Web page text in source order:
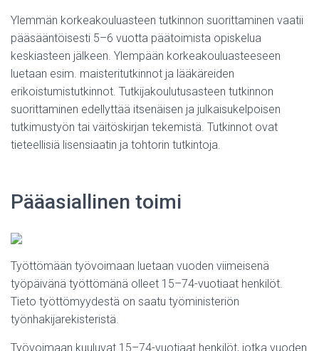
Ylemmän korkeakouluasteen tutkinnon suorittaminen vaatii
pääsääntöisesti 5–6 vuotta päätoimista opiskelua
keskiasteen jälkeen. Ylempään korkeakouluasteeseen
luetaan esim. maisteritutkinnot ja lääkäreiden
erikoistumistutkinnot. Tutkijakoulutusasteen tutkinnon
suorittaminen edellyttää itsenäisen ja julkaisukelpoisen
tutkimustyön tai väitöskirjan tekemistä. Tutkinnot ovat
tieteellisiä lisensiaatin ja tohtorin tutkintoja.
Pääasiallinen toimi
Työttömään työvoimaan luetaan vuoden viimeisenä
työpäivänä työttömänä olleet 15–74-vuotiaat henkilöt.
Tieto työttömyydestä on saatu työministeriön
työnhakijarekisteristä.
Työvoimaan kuuluvat 15–74-vuotiaat henkilöt, jotka vuoden